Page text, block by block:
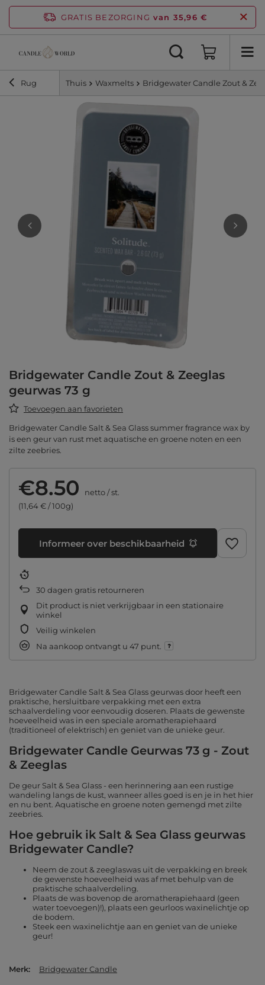
GRATIS BEZORGING van 35,96 €
Rug Thuis Waxmelts Bridgewater Candle Zout &
Bridgewater Candle Zout & Zeeglas
geurwas 73 g
Toevoegen aan favorieten
Bridgewater Candle Salt & Sea Glass summer fragrance wax by
is een geur van rust met aquatische en groene noten en een
zilte zeebries.
€8.50 netto/st.
(11,64 € / 100g)
Informeer over beschikbaarheid
30 dagen gratis retourneren
Dit product is niet verkrijgbaar in een stationaire
winkel
Veilig winkelen
Na aankoop ontvangt u 47 punt.
Bridgewater Candle Salt & Sea Glass geurwas door heeft een
praktische, hersluitbare verpakking met een extra
schaalverdeling voor eenvoudig doseren. Plaats de gewenste
hoeveelheid was in een speciale aromatherapiehaard
(traditioneel of elektrisch) en geniet van de unieke geur.
Bridgewater Candle Geurwas 73 g - Zout
& Zeeglas
De geur Salt & Sea Glass - een herinnering aan een rustige
wandeling langs de kust, wanneer alles goed is en je in het hier
en nu bent. Aquatische en groene noten gemengd met zilte
zeebries.
Hoe gebruik ik Salt & Sea Glass geurwas
Bridgewater Candle?
Neem de zout & zeeglaswas uit de verpakking en breek
de gewenste hoeveelheid was af met behulp van de
praktische schaalverdeling.
Plaats de was bovenop de aromatherapiehaard (geen
water toevoegen)!), plaats een geurloos waxinelichtje op
de bodem.
Steek een waxinelichtje aan en geniet van de unieke
geur!
Merk Bridgewater Candle